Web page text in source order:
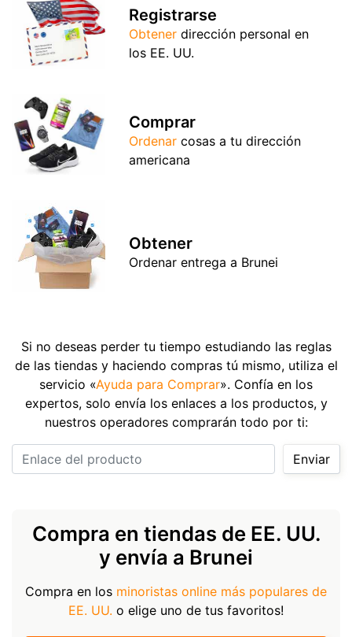
Registrarse
Obtener dirección personal en
los EE. UU.
Comprar
Ordenar cosas a tu dirección
americana
Obtener
Ordenar entrega a Brunei
Si no deseas perder tu tiempo estudiando las reglas
de las tiendas y haciendo compras tú mismo, utiliza el
servicio «Ayuda para Comprar». Confía en los
expertos, solo envía los enlaces a los productos, y
nuestros operadores comprarán todo por ti:
Enviar
Compra en tiendas de EE. UU.
y envía a Brunei
Compra en los minoristas online más populares de
EE. UU. o elige uno de tus favoritos!